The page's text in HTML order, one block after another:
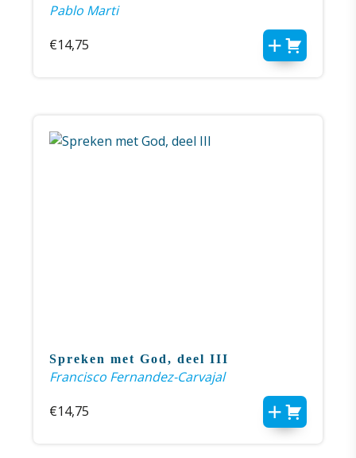
Pablo Marti
€14,75
Spreken met God, deel III
Francisco Fernandez-Carvajal
€14,75